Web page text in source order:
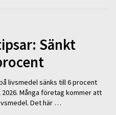
Sänkt
livsmedel sänks till 6 procent
Många företag kommer att
Det här …